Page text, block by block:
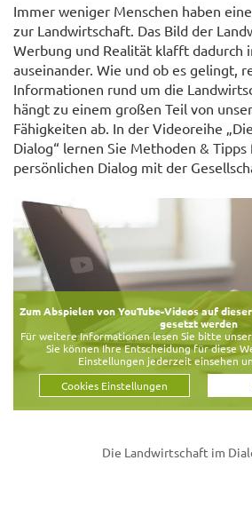
Immer weniger Menschen haben
zur Landwirtschaft. Das Bild der
Werbung und Realität klafft dadurch
auseinander. Wie und ob es gelingt,
Informationen rund um die
hängt zu einem großen Teil von
Fähigkeiten ab. In der Videoreihe
Dialog“ lernen Sie Methoden & Tipps
persönlichen Dialog mit der
Zum Abspielen von YouTube-Videos auf
gesetzt werden
Für weitere Informationen lesen Sie bitte
Sie können Ihre Entscheidung für diese
Einstellungen jederzeit einsehen
Cookies Einstellungen
Die Landwirtschaft im